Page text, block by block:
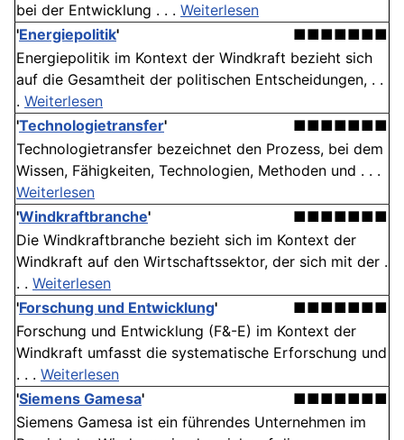
bei der Entwicklung . . . Weiterlesen
'Energiepolitik'
■■■■■■■
Energiepolitik im Kontext der Windkraft bezieht sich
auf die Gesamtheit der politischen Entscheidungen, . .
. Weiterlesen
'Technologietransfer'
■■■■■■■
Technologietransfer bezeichnet den Prozess, bei dem
Wissen, Fähigkeiten, Technologien, Methoden und . . .
Weiterlesen
'Windkraftbranche'
■■■■■■■
Die Windkraftbranche bezieht sich im Kontext der
Windkraft auf den Wirtschaftssektor, der sich mit der .
. . Weiterlesen
'Forschung und Entwicklung'
■■■■■■■
Forschung und Entwicklung (F&-E) im Kontext der
Windkraft umfasst die systematische Erforschung und
. . . Weiterlesen
'Siemens Gamesa'
■■■■■■■
Siemens Gamesa ist ein führendes Unternehmen im